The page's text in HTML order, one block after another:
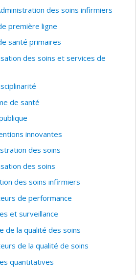
des soins infirmiers
première ligne
santé primaires
des soins et services de
de santé
innovantes
des soins
des soins
des soins infirmiers
de performance
et surveillance
de la qualité des soins
de la qualité de soins
quantitatives